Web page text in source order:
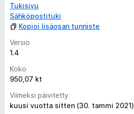
Tukisivu
Sähköpostituki
Kopioi lisäosan tunniste
Versio
1.4
Koko
950,07 kt
Viimeksi päivitetty
kuusi vuotta sitten (30. tammi 2021)